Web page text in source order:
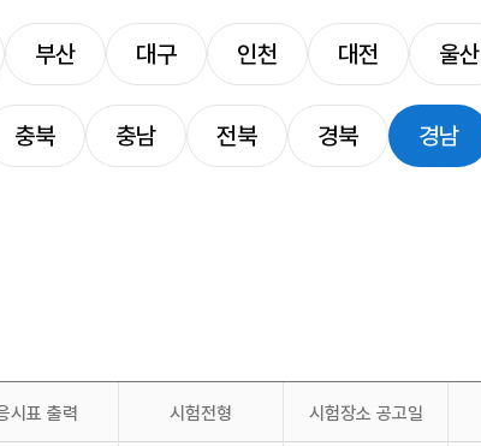
부산 대구 인천 대전 울산
충북 충남 전북 경북 경남
시표 출력 시험전형 시험장소 공고일